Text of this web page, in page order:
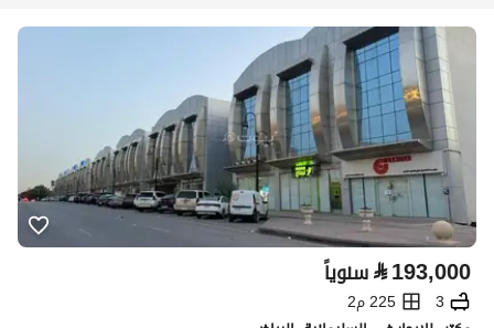
⃁193,000 سنوياً
3
225 م2